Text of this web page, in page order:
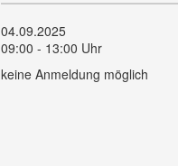
04.09.2025
09:00 - 13:00 Uhr
keine Anmeldung möglich